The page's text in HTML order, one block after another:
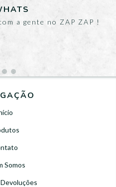
a gente no ZAP ZAP !
Somos